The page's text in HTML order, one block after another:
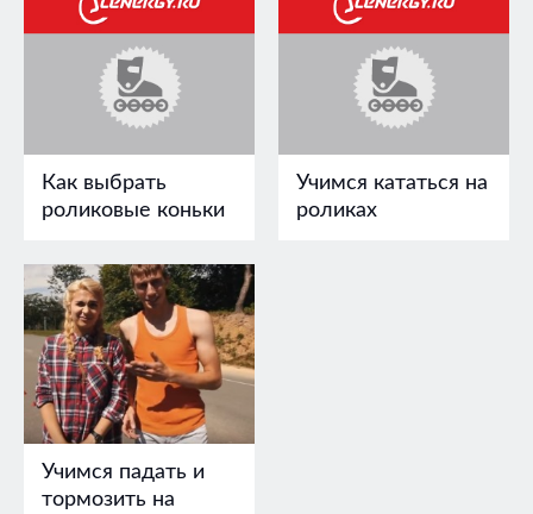
Как выбрать
роликовые коньки
Учимся кататься на
роликах
Учимся падать и
тормозить на